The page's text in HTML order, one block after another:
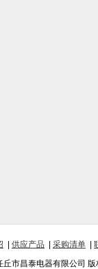
供应产品 采购清单
丘市昌泰电器有限公司